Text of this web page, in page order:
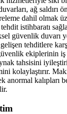
ağ saldırı
dahil olmak
istihbaratı
güvenlik duvarı
tehditlere
ekiplerinin iş
tahsisini
kolaylaştırır.
anormal kalıpları